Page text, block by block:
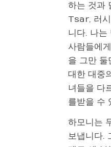
하는 것과
Tsar, 러시
니다. 나는
사람들에
을 그만 둘
대한 대중
녀들을 다
를받을 수
하모니는
보냅니다.